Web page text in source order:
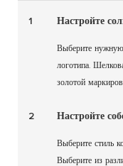
1 Настройте
Выберите
логотипа.
золотой
2 Настройте
Выберите стиль
Выберите из